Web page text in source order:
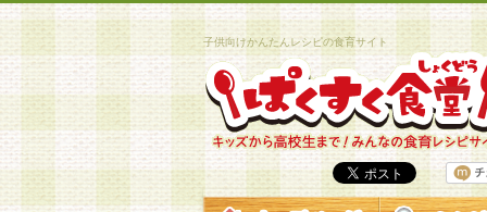
子供向けかんたんレシピの食育サイト